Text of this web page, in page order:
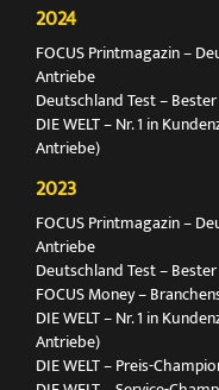
2024
FOCUS Printmagazin –
Antriebe
Deutschland Test –
DIE WELT – Nr. 1 in
Antriebe)
2023
FOCUS Printmagazin –
Antriebe
Deutschland Test –
FOCUS Money –
DIE WELT – Nr. 1 in
Antriebe)
DIE WELT – Preis-